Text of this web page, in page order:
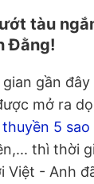
tàu
Đằng!
gần
mở ra
thuyền 5 sao
thì thời
Việt - Anh